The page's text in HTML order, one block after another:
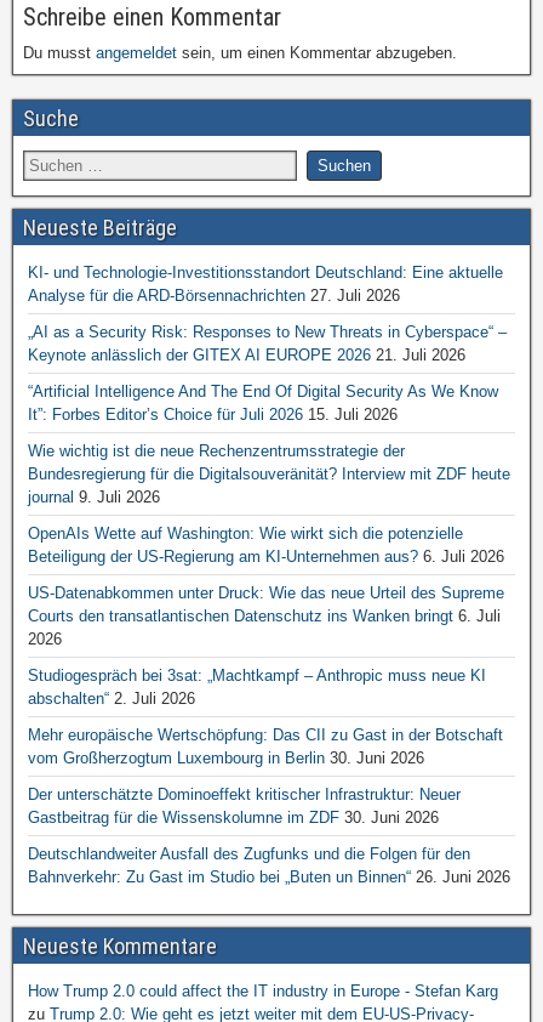
Schreibe einen Kommentar
Du musst angemeldet sein, um einen Kommentar abzugeben.
Suche
Neueste Beiträge
KI- und Technologie-Investitionsstandort Deutschland: Eine aktuelle
Analyse für die ARD-Börsennachrichten 27. Juli 2026
„AI as a Security Risk: Responses to New Threats in Cyberspace“ –
Keynote anlässlich der GITEX AI EUROPE 2026 21. Juli 2026
“Artificial Intelligence And The End Of Digital Security As We Know
It”: Forbes Editor’s Choice für Juli 2026 15. Juli 2026
Wie wichtig ist die neue Rechenzentrumsstrategie der
Bundesregierung für die Digitalsouveränität? Interview mit ZDF heute
journal 9. Juli 2026
OpenAIs Wette auf Washington: Wie wirkt sich die potenzielle
Beteiligung der US-Regierung am KI-Unternehmen aus? 6. Juli 2026
US-Datenabkommen unter Druck: Wie das neue Urteil des Supreme
Courts den transatlantischen Datenschutz ins Wanken bringt 6. Juli
2026
Studiogespräch bei 3sat: „Machtkampf – Anthropic muss neue KI
abschalten“ 2. Juli 2026
Mehr europäische Wertschöpfung: Das CII zu Gast in der Botschaft
vom Großherzogtum Luxembourg in Berlin 30. Juni 2026
Der unterschätzte Dominoeffekt kritischer Infrastruktur: Neuer
Gastbeitrag für die Wissenskolumne im ZDF 30. Juni 2026
Deutschlandweiter Ausfall des Zugfunks und die Folgen für den
Bahnverkehr: Zu Gast im Studio bei „Buten un Binnen“ 26. Juni 2026
Neueste Kommentare
How Trump 2.0 could affect the IT industry in Europe - Stefan Karg
zu Trump 2.0: Wie geht es jetzt weiter mit dem EU-US-Privacy-